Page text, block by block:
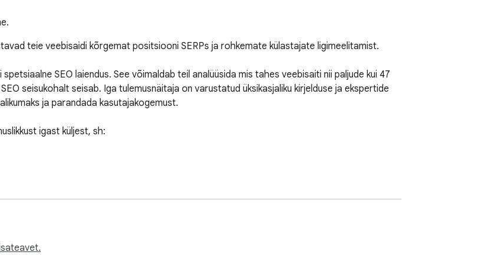
teie veebisaidi kõrgemat positsiooni SERPs ja rohkemate külastajate ligimeelitamist.
SEO laiendus. See võimaldab teil analüüsida mis tahes veebisaiti nii paljude kui 47
seisukohalt seisab. Iga tulemusnäitaja on varustatud üksikasjaliku kirjelduse ja ekspertide
ja parandada kasutajakogemust.
igast küljest, sh: